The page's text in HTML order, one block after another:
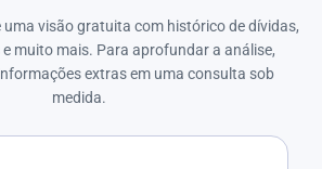
uma visão gratuita com histórico de dívidas,
muito mais. Para aprofundar a análise,
extras em uma consulta sob
medida.